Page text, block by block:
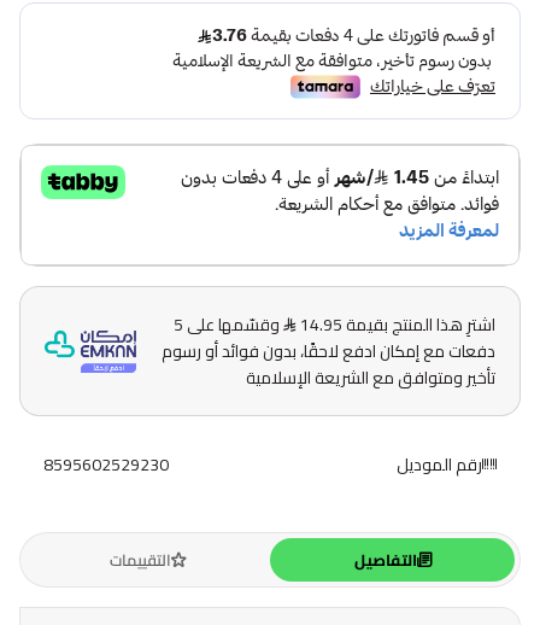
اشترِ هذا المنتج بقيمة 14.95
وقسّمها على 5
دفعات مع إمكان ادفع لاحقًا، بدون فوائد أو رسوم
تأخير ومتوافق مع الشريعة الإسلامية
رقم الموديل 8595602529230
التفاصيل التقييمات